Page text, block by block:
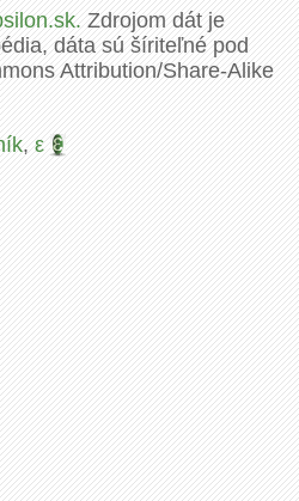
Zdrojom dát je
dáta sú šíriteľné pod
Attribution/Share-Alike
,ε